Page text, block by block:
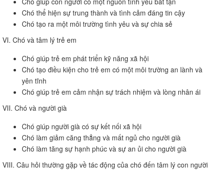
Chó thể hiện sự trung thành và tình cảm đáng tin cậy
Chó tạo ra một môi trường tình yêu và sự chia sẻ
VI. Chó và tâm lý trẻ em
Chó giúp trẻ em phát triển kỹ năng xã hội
Chó tạo điều kiện cho trẻ em có một môi trường an lành và
yên tĩnh
Chó giúp trẻ em cảm nhận sự trách nhiệm và lòng nhân ái
VII. Chó và người già
Chó giúp người già có sự kết nối xã hội
Chó làm giảm căng thẳng và mất ngủ cho người già
Chó làm tăng sự hạnh phúc và sự an ủi cho người già
VIII. Câu hỏi thường gặp về tác động của chó đến tâm lý con người